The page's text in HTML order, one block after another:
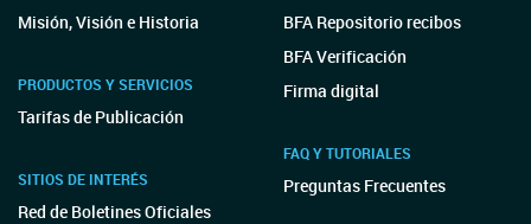
Misión, Visión e Historia
PRODUCTOS Y SERVICIOS
Tarifas de Publicación
SITIOS DE INTERÉS
Red de Boletines Oficiales
BFA Repositorio recibos
BFA Verificación
Firma digital
FAQ Y TUTORIALES
Preguntas Frecuentes